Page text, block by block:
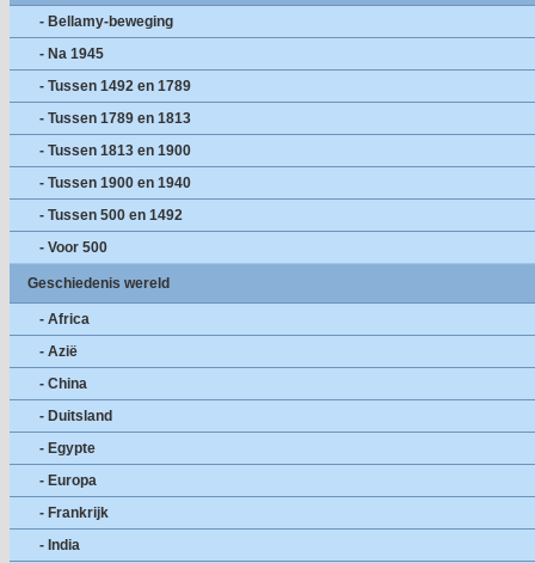
- Bellamy-beweging
- Na 1945
- Tussen 1492 en 1789
- Tussen 1789 en 1813
- Tussen 1813 en 1900
- Tussen 1900 en 1940
- Tussen 500 en 1492
- Voor 500
Geschiedenis wereld
- Africa
- Azië
- China
- Duitsland
- Egypte
- Europa
- Frankrijk
- India